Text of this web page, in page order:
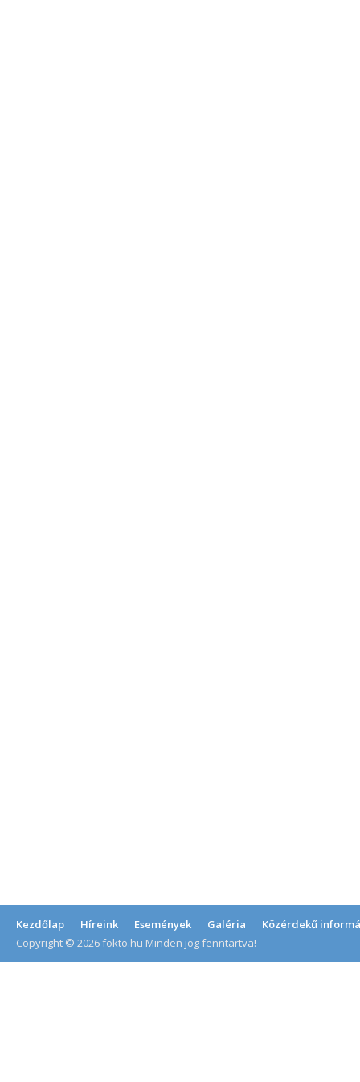
Kezdőlap Híreink Események Galéria
Közérdekű
Copyright © 2026 fokto.hu Minden jog fenntartva!